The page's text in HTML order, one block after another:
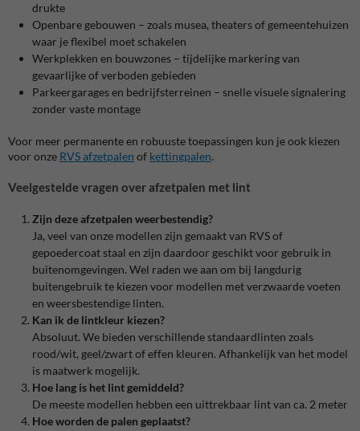
drukte
Openbare gebouwen – zoals musea, theaters of gemeentehuizen
waar je flexibel moet schakelen
Werkplekken en bouwzones – tijdelijke markering van
gevaarlijke of verboden gebieden
Parkeergarages en bedrijfsterreinen – snelle visuele signalering
zonder vaste montage
Voor meer permanente en robuuste toepassingen kun je ook kiezen
voor onze RVS afzetpalen of kettingpalen.
Veelgestelde vragen over afzetpalen met lint
Zijn deze afzetpalen weerbestendig?
Ja, veel van onze modellen zijn gemaakt van RVS of
gepoedercoat staal en zijn daardoor geschikt voor gebruik in
buitenomgevingen. Wel raden we aan om bij langdurig
buitengebruik te kiezen voor modellen met verzwaarde voeten
en weersbestendige linten.
Kan ik de lintkleur kiezen?
Absoluut. We bieden verschillende standaardlinten zoals
rood/wit, geel/zwart of effen kleuren. Afhankelijk van het model
is maatwerk mogelijk.
Hoe lang is het lint gemiddeld?
De meeste modellen hebben een uittrekbaar lint van ca. 2 meter
Hoe worden de palen geplaatst?